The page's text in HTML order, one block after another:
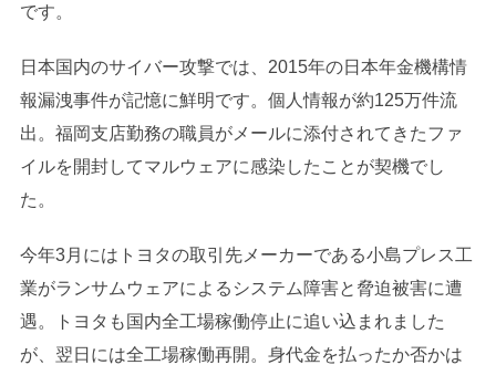
です。
日本国内のサイバー攻撃では、2015年の日本年金機構情
報漏洩事件が記憶に鮮明です。個人情報が約125万件流
出。福岡支店勤務の職員がメールに添付されてきたファ
イルを開封してマルウェアに感染したことが契機でし
た。
今年3月にはトヨタの取引先メーカーである小島プレス工
業がランサムウェアによるシステム障害と脅迫被害に遭
遇。トヨタも国内全工場稼働停止に追い込まれました
が、翌日には全工場稼働再開。身代金を払ったか否かは